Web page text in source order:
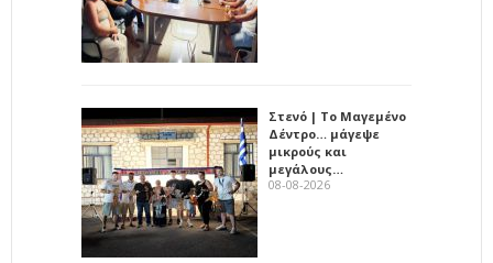
Στενό | Το Μαγεμένο
Δέντρο… μάγεψε
μικρούς και
μεγάλους…
08-08-2026